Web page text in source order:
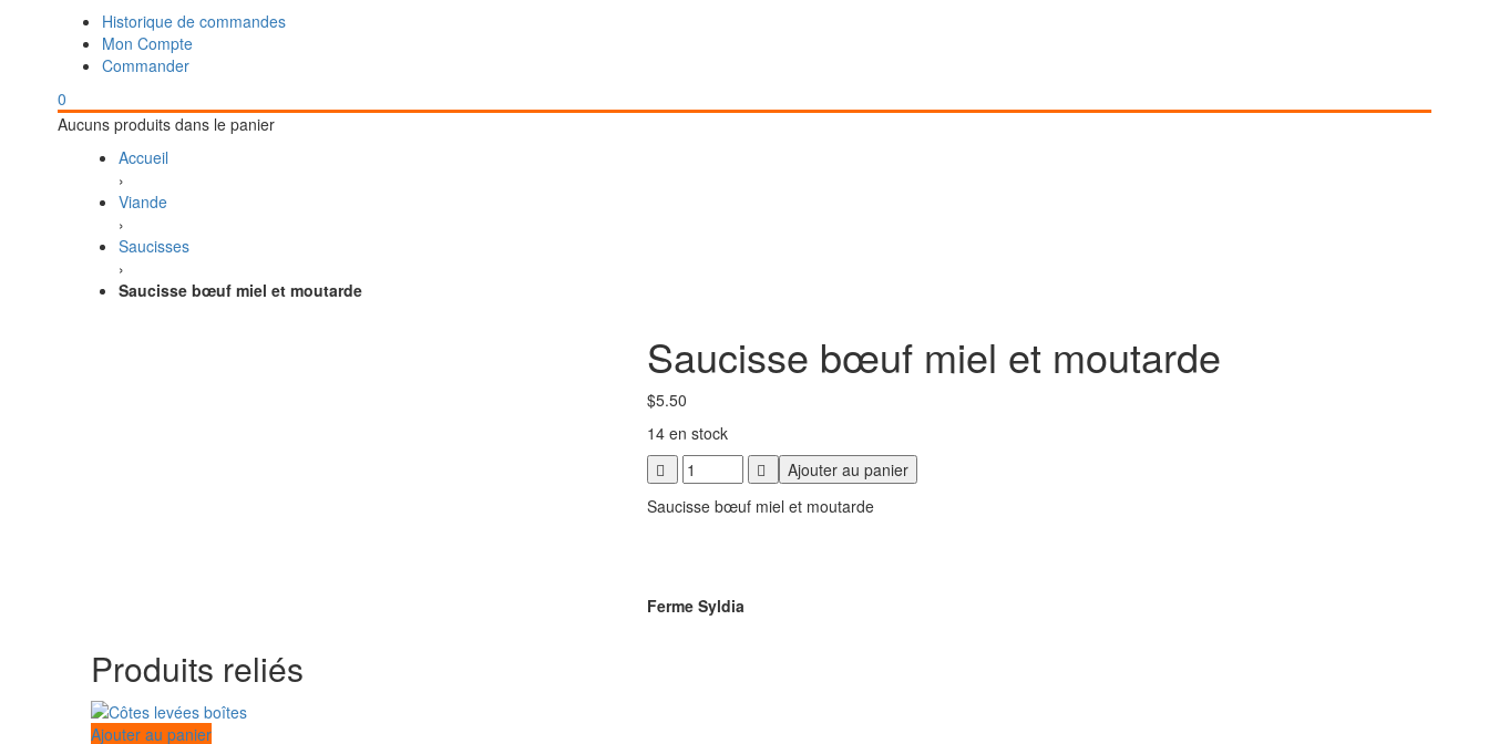
Historique de commandes
Mon Compte
Commander
0
Aucuns produits dans le panier
Accueil
›
Viande
›
Saucisses
›
Saucisse bœuf miel et moutarde
Saucisse bœuf miel et moutarde
$5.50
14 en stock
Saucisse
bœuf
miel
Ajouter au panier
Saucisse bœuf miel et moutarde
Ferme Syldia
Produits reliés
Ajouter au panier